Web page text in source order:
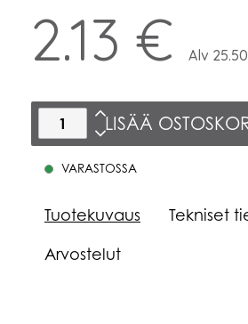
2.13 € Alv
LISÄÄ
VARASTOSSA
Tuotekuvaus
Tekniset
Arvostelut